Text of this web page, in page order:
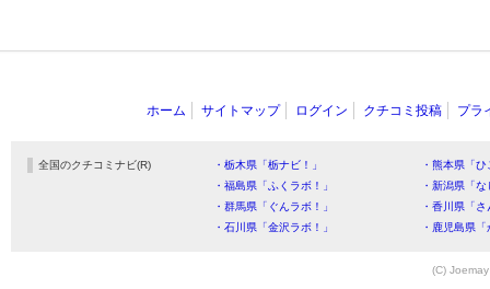
ホーム サイトマップ ログイン クチコミ投稿 プラ
全国のクチコミナビ(R) ・栃木県「栃ナビ！」
・熊本県「
・福島県「ふくラボ！」
・新潟県「
・群馬県「ぐんラボ！」
・香川県「
・石川県「金沢ラボ！」
・鹿児島県
(C)